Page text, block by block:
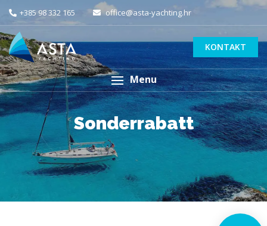
+385 98 332 165 office@asta-yachting.hr
KONTAKT
Menu
Sonderrabatt